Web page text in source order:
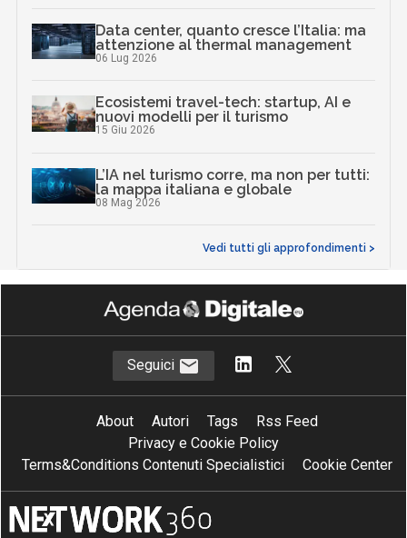
Data center, quanto cresce l’Italia: ma
attenzione al thermal management
06 Lug 2026
Ecosistemi travel-tech: startup, AI e
nuovi modelli per il turismo
15 Giu 2026
L’IA nel turismo corre, ma non per tutti:
la mappa italiana e globale
08 Mag 2026
Vedi tutti gli approfondimenti >
Seguici
About Autori Tags
Rss Feed
Privacy e Cookie Policy
Terms&Conditions Contenuti Specialistici
Cookie Center